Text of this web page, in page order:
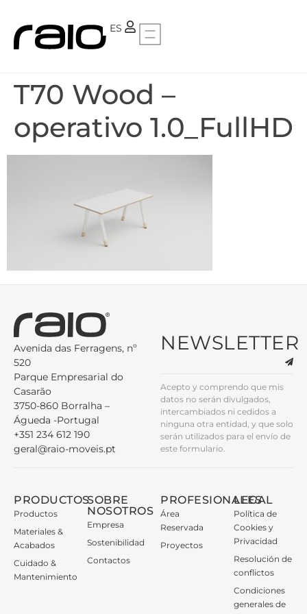
ES
PT
T70 Wood –
operativo 1.0_FullHD
Avenida das Ferragens, nº
520
Parque Empresarial do
Casarão
3750-860 Borralha –
Águeda -Portugal
+351 234 612 190
geral@raio-moveis.pt
NEWSLETTER
Acepto y comprendo que mis
datos no serán divulgados,
intercambiados ni cedidos a
ninguna otra entidad, y que solo
serán utilizados para el envío de
este formulario.
PRODUCTOS
Productos
Materiales &
Acabados
Cuidado &
Mantenimiento
SOBRE
NOSOTROS
Empresa
Sostenibilidad
Contactos
PROFESIONALES
Área
Reservada
Proyectos
LEGAL
Política de
Cookies y
Privacidad
Resolución de
conflictos
Condiciones
generales de